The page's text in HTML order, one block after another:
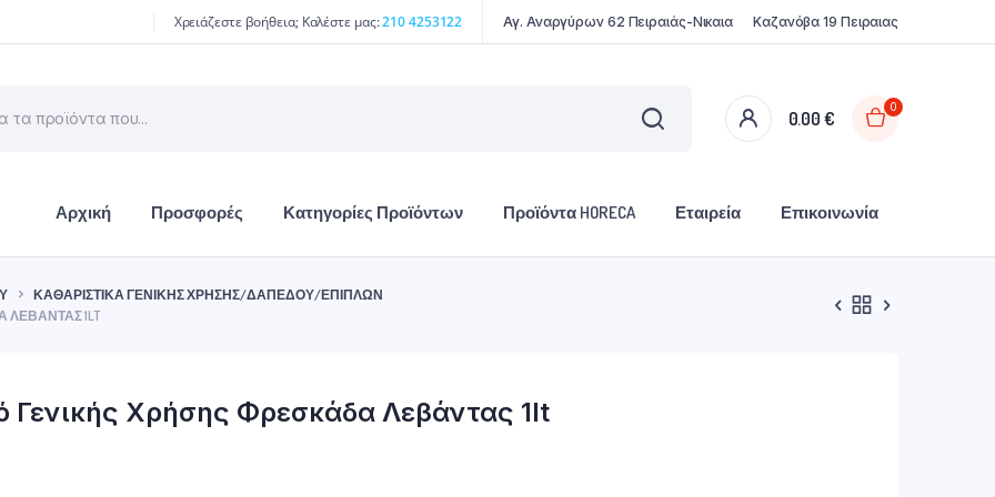
Χρειάζεστε βοήθεια; Καλέστε μας:210 4253122 Αγ. Αναργύρων 62 Πειραιάς-Νικαια Καζανόβα 19 Πειραιας
0.00€
0
Αρχική Προσφορές Κατηγορίες Προϊόντων Προϊόντα HORECA Εταιρεία Επικοινωνία
ΚΑΘΑΡΙΣΤΙΚΆ ΓΕΝΙΚΉΣ ΧΡΉΣΗΣ/ΔΑΠΈΔΟΥ/ΕΠΊΠΛΩΝ
ΛΕΒΆΝΤΑΣ 1LT
Γενικής Χρήσης Φρεσκάδα Λεβάντας 1lt